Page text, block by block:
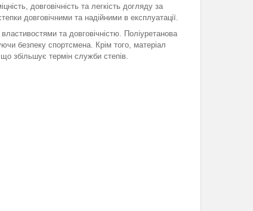
довговічність та легкість догляду за
довговічними та надійними в експлуатації.
та довговічністю. Поліуретанова
безпеку спортсмена. Крім того, матеріал
збільшує термін служби степів.